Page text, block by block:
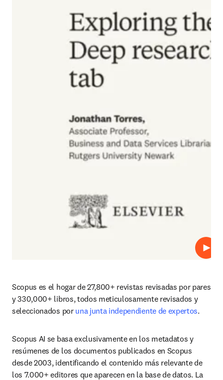
Scopus es el hogar de 27,800+ revistas revisadas por pares
y 330,000+ libros, todos meticulosamente revisados y
seleccionados por una junta independiente de expertos.
Scopus AI se basa exclusivamente en los metadatos y
resúmenes de los documentos publicados en Scopus
desde 2003, identificando el contenido más relevante de
los 7.000+ editores que aparecen en la base de datos. La